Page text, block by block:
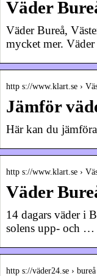
Väder
Väder Bureå,
mycket mer.
http s://www.klart.se ›
Jämför
Här kan du
http s://www.klart.se ›
Väder
14 dagars väder i
solens upp- och
http s://väder24.se › bureå